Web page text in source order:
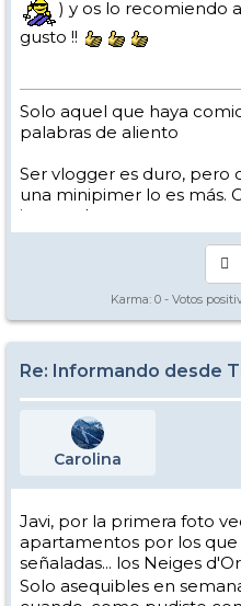
) y os lo recomiendo
gusto !!
Solo aquel que haya
palabras de aliento
Ser vlogger es duro, pero
una minipimer lo es más.
intento hacer.
Yo hago esquí extremo :
Los caminos del esquí son
Karma: 0 - Votos
Re: Informando desde
Carolina
Javi, por la primera foto
apartamentos por los
señaladas... los Neiges
Solo asequibles en